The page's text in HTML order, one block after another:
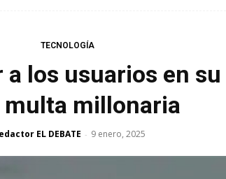
TECNOLOGÍA
a los usuarios en
multa millonaria
EL DEBATE - 9 enero, 2025